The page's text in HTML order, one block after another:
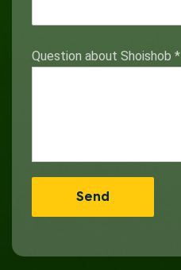
Question about Shoishob *